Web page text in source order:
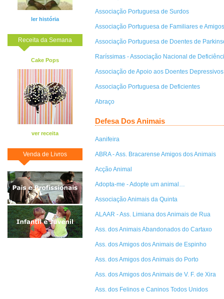
ler história
Receita da Semana
Cake Pops
ver receita
Venda de Livros
Associação Portuguesa de Surdos
Associação Portuguesa de Familiares e
Associação Portuguesa de Doentes de
Raríssimas - Associação Nacional de
Associação de Apoio aos Doentes
Associação Portuguesa de Deficientes
Abraço
Defesa Dos Animais
Aanifeira
ABRA - Ass. Bracarense Amigos dos Animais
Acção Animal
Adopta-me - Adopte um animal…
Associação Animais da Quinta
ALAAR - Ass. Limiana dos Animais de Rua
Ass. dos Animais Abandonados do Cartaxo
Ass. dos Amigos dos Animais de Espinho
Ass. dos Amigos dos Animais do Porto
Ass. dos Amigos dos Animais de V. F. de Xira
Ass. dos Felinos e Caninos Todos Unidos